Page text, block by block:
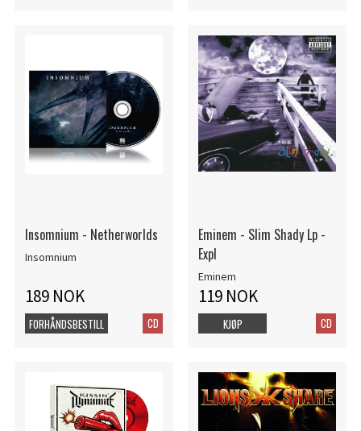
Insomnium - Netherworlds
Insomnium
189 NOK
CD
FORHÅNDSBESTILL
Eminem - Slim Shady Lp -
Expl
Eminem
119 NOK
CD
KJØP